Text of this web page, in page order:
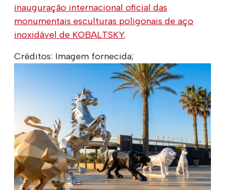
inauguração internacional oficial das
monumentais esculturas poligonais de aço
inoxidável de KOBALTSKY.
Créditos: Imagem fornecida;